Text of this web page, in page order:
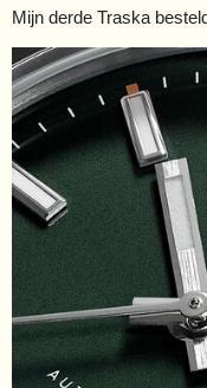
Mijn derde Traska